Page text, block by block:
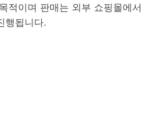
적이며 판매는 외부 쇼핑몰에서
행됩니다.